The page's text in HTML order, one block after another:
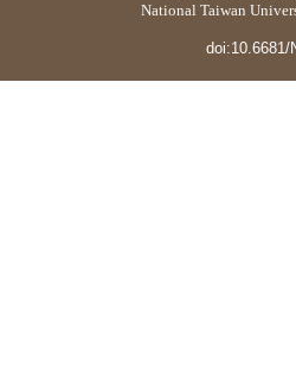
National Taiwan
doi:10.6681/